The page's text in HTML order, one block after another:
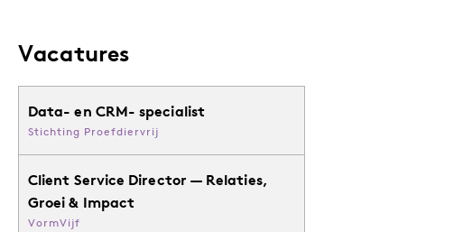
Vacatures
Data- en CRM- specialist
Stichting Proefdiervrij
Client Service Director — Relaties,
Groei & Impact
VormVijf